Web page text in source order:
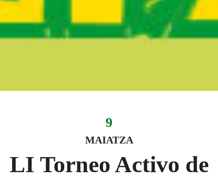
Fecha del evento
9
MAIATZA
09 maiatza
LI Torneo Activo de